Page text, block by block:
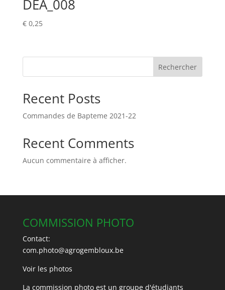
DEA_008
€0,25
Rechercher
Recent Posts
Commandes de Bapteme 2021-22
Recent Comments
Aucun commentaire à afficher.
COMMISSION PHOTO
Contact:
com.photo@agrogembloux.be
Voir les photos
La commission photo est un groupe d'étudiants